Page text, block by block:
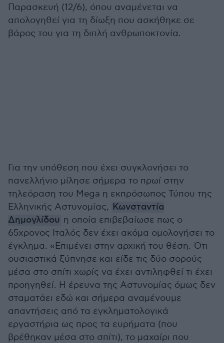
Παρασκευή (12/6), όπου αναμένεται να
απολογηθεί για τη δίωξη που ασκήθηκε σε
βάρος του για τη διπλή ανθρωποκτονία.
Για την υπόθεση που έχει συγκλονήσει το
πανελλήνιο μίλησε σήμερα το πρωί στην
τηλεόραση του Mega η εκπρόσωπος Τύπου της
Ελληνικής Αστυνομίας, Κωνσταντία
Δημογλίδου η οποία επιβεβαίωσε πως ο
65χρονος Ιταλός δεν έχει ακόμα ομολογήσει το
έγκλημα. «Επιμένει στην αρχική του θέση. Ότι
ουσιαστικά ξύπνησε και είδε τις δύο σορούς
μέσα στο σπίτι χωρίς να έχει αντιληφθεί τι έχει
προηγηθεί. Η έρευνα της Αστυνομίας όμως δεν
σταματάει εδώ και σήμερα αναμένουμε
απαντήσεις από τα εγκληματολογικά
εργαστήρια ως προς τα ευρήματα (που
βρέθηκαν μέσα στο σπίτι), το μαχαίρι που